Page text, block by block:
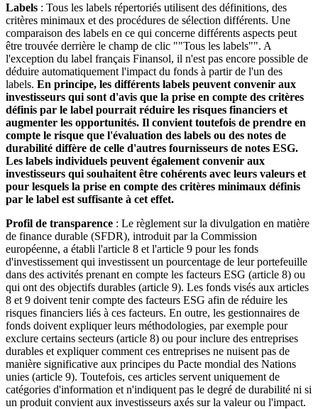
Labels : Tous les labels répertoriés utilisent des définitions, des
critères minimaux et des procédures de sélection différents. Une
comparaison des labels en ce qui concerne différents aspects peut
être trouvée derrière le champ de clic ""Tous les labels"". A
l'exception du label français Finansol, il n'est pas encore possible de
déduire automatiquement l'impact du fonds à partir de l'un des
labels. En principe, les différents labels peuvent convenir aux
investisseurs qui sont d'avis que la prise en compte des critères
définis par le label pourrait réduire les risques financiers et
augmenter les opportunités. Il convient toutefois de prendre en
compte le risque que l'évaluation des labels ou des notes de
durabilité diffère de celle d'autres fournisseurs de notes ESG.
Les labels individuels peuvent également convenir aux
investisseurs qui souhaitent être cohérents avec leurs valeurs et
pour lesquels la prise en compte des critères minimaux définis
par le label est suffisante à cet effet.
Profil de transparence : Le règlement sur la divulgation en matière
de finance durable (SFDR), introduit par la Commission
européenne, a établi l'article 8 et l'article 9 pour les fonds
d'investissement qui investissent un pourcentage de leur portefeuille
dans des activités prenant en compte les facteurs ESG (article 8) ou
qui ont des objectifs durables (article 9). Les fonds visés aux articles
8 et 9 doivent tenir compte des facteurs ESG afin de réduire les
risques financiers liés à ces facteurs. En outre, les gestionnaires de
fonds doivent expliquer leurs méthodologies, par exemple pour
exclure certains secteurs (article 8) ou pour inclure des entreprises
durables et expliquer comment ces entreprises ne nuisent pas de
manière significative aux principes du Pacte mondial des Nations
unies (article 9). Toutefois, ces articles servent uniquement de
catégories d'information et n'indiquent pas le degré de durabilité ni si
un produit convient aux investisseurs axés sur la valeur ou l'impact.